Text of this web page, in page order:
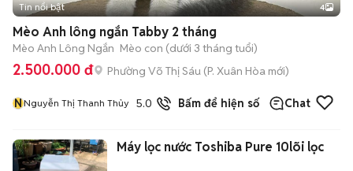
Tin nổi bật 4
Mèo Anh lông ngắn Tabby 2 tháng
Mèo Anh Lông Ngắn Mèo con (dưới 3 tháng tuổi)
2.500.000 đ Phường Võ Thị Sáu (P. Xuân Hòa mới)
NNguyễn Thị Thanh Thủy 5.0 19 đã bán
Bấm để hiện số Chat
Máy lọc nước Toshiba Pure 10lõi lọc